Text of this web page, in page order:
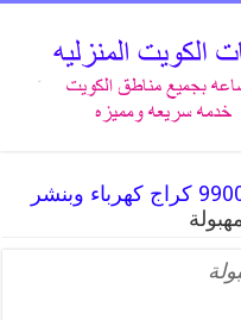
بنشر المهبولة 99009551 كراج كهرباء وبنشر